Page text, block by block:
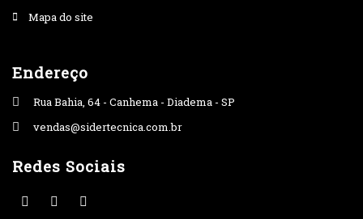
Mapa do site
Endereço
Rua Bahia, 64 - Canhema - Diadema - SP
vendas@sidertecnica.com.br
Redes Sociais